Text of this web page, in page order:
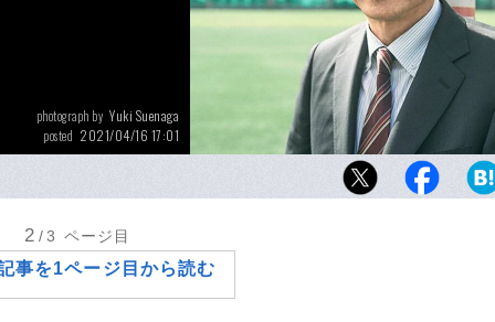
photograph by Yuki Suenaga
posted 2021/04/16 17:01
昨年度限りで早稲田ラグビー部監督を勇退し
2 /3 ページ目
事を1ページ目から読む